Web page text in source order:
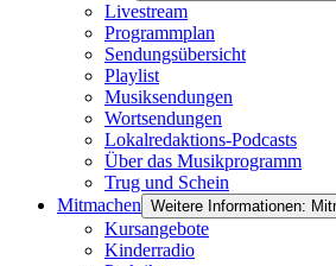
Livestream
Programmplan
Sendungsübersicht
Playlist
Musiksendungen
Wortsendungen
Lokalredaktions-Podcasts
Über das Musikprogramm
Trug und Schein
Mitmachen Weitere Informationen:
Kursangebote
Kinderradio